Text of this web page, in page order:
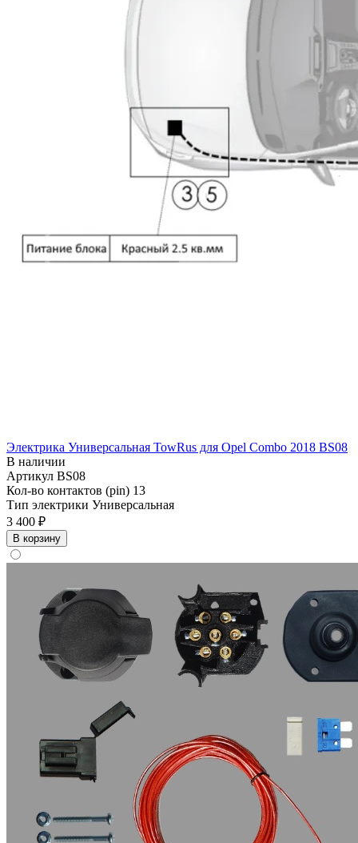
Электрика Универсальная TowRus для Opel Combo 2018 BS08
В наличии
Артикул BS08
Кол-во контактов (pin) 13
Тип электрики Универсальная
3 400 ₽
В корзину